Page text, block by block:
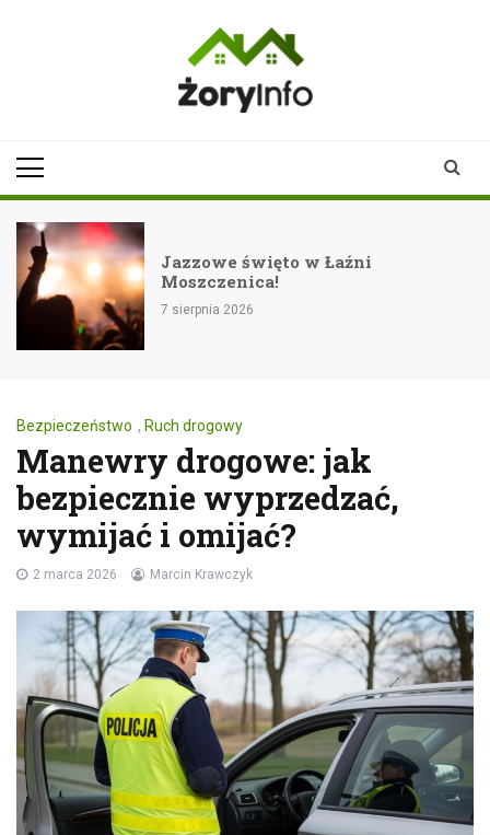
Jazzowe święto w Łaźni
Moszczenica!
7 sierpnia 2026
Bezpieczeństwo , Ruch drogowy
Manewry drogowe: jak
bezpiecznie wyprzedzać,
wymijać i omijać?
2 marca 2026 Marcin Krawczyk